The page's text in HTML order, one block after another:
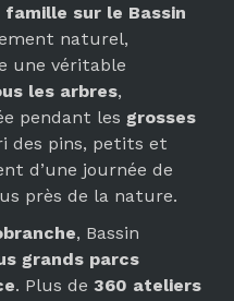
sur le Bassin
naturel,
une véritable
les arbres,
pendant les grosses
des pins, petits et
d’une journée de
près de la nature.
, Bassin
grands parcs
. Plus de 360 ateliers